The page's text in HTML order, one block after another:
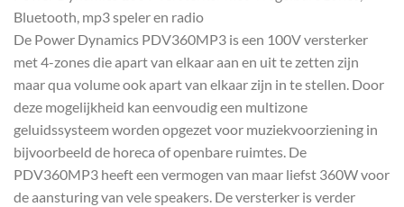
Bluetooth, mp3 speler en radio
De Power Dynamics PDV360MP3 is een 100V versterker
met 4-zones die apart van elkaar aan en uit te zetten zijn
maar qua volume ook apart van elkaar zijn in te stellen. Door
deze mogelijkheid kan eenvoudig een multizone
geluidssysteem worden opgezet voor muziekvoorziening in
bijvoorbeeld de horeca of openbare ruimtes. De
PDV360MP3 heeft een vermogen van maar liefst 360W voor
de aansturing van vele speakers. De versterker is verder